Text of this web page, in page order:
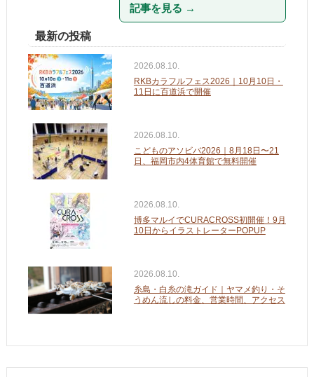
記事を見る →
最新の投稿
2026.08.10.
RKBカラフルフェス2026｜10月10日・
11日に百道浜で開催
2026.08.10.
こどものアソビバ2026｜8月18日〜21
日、福岡市内4体育館で無料開催
2026.08.10.
博多マルイでCURACROSS初開催！9月
10日からイラストレーターPOPUP
2026.08.10.
糸島・白糸の滝ガイド｜ヤマメ釣り・そ
うめん流しの料金、営業時間、アクセス